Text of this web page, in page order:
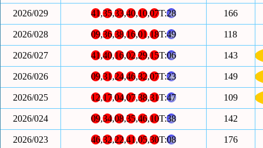
2026/029 41,35,33,40,10,07T:28 166
2026/028 09,36,38,16,01,18T:49 118
2026/027 41,40,16,02,29,15T:06 143
2026/026 09,31,24,46,32,07T:23 149
2026/025 12,17,04,07,38,31T:47 109
2026/024 09,34,08,35,46,10T:38 142
2026/023 46,32,22,41,05,30T:08 176